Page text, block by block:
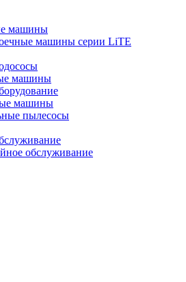
машины
машины серии LiTE
машины
машины
пылесосы
обслуживание